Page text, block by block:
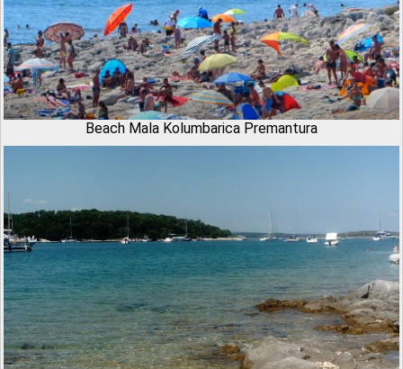
Beach Mala Kolumbarica Premantura